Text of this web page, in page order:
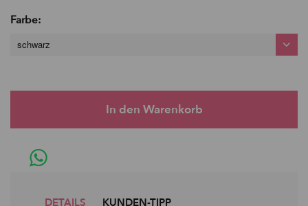
Farbe:
schwarz
DETAILS
KUNDEN-TIPP